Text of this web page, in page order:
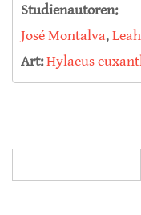
Studienautoren:
José Montalva,
Art:Hylaeus